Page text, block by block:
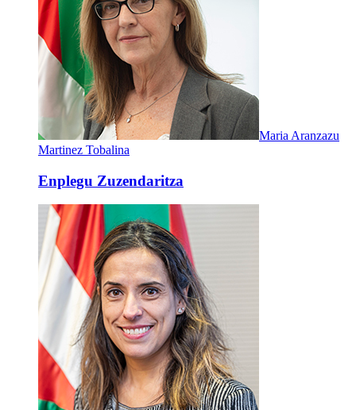
Maria Aranzazu
Martinez Tobalina
Enplegu Zuzendaritza